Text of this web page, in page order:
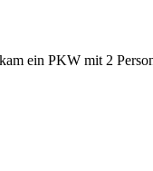
ein PKW mit 2